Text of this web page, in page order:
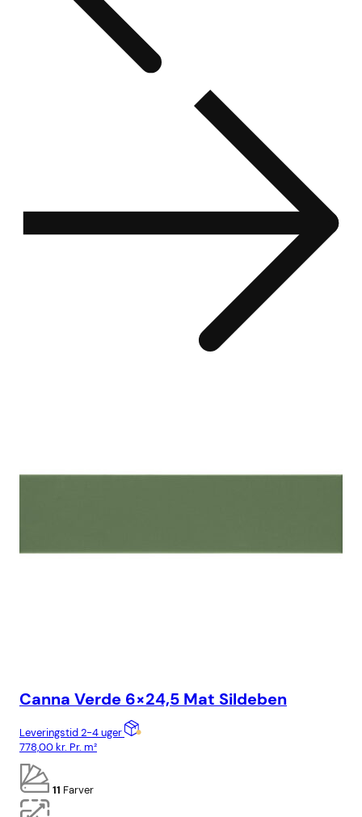
Canna Verde 6×24,5 Mat Sildeben
Leveringstid 2-4 uger
778,00kr. Pr. m²
11 Farver